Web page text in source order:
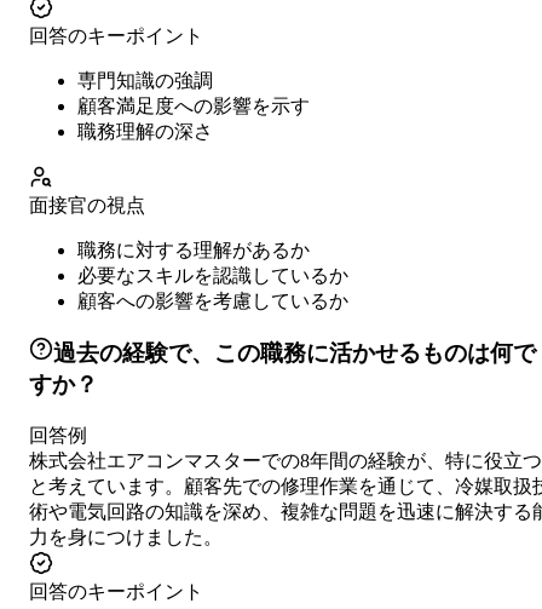
回答のキーポイント
専門知識の強調
顧客満足度への影響を示す
職務理解の深さ
面接官の視点
職務に対する理解があるか
必要なスキルを認識しているか
顧客への影響を考慮しているか
過去の経験で、この職務に活かせるものは何で
すか？
回答例
株式会社エアコンマスターでの8年間の経験が、特に役立つ
と考えています。顧客先での修理作業を通じて、冷媒取扱
術や電気回路の知識を深め、複雑な問題を迅速に解決する
力を身につけました。
回答のキーポイント